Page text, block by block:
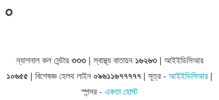
০
ন্যাশনাল কল সেন্টার ৩৩৩| স্বাস্থ্য বাতায়ন ১৬২৬৩| আইইডিসিআর
১০৬৫৫ | বিশেষজ্ঞ হেলথ লাইন ০৯৬১১৬৭৭৭৭৭| সূত্র - আইইডিসিআর|
স্পন্সর - একতা হোস্ট